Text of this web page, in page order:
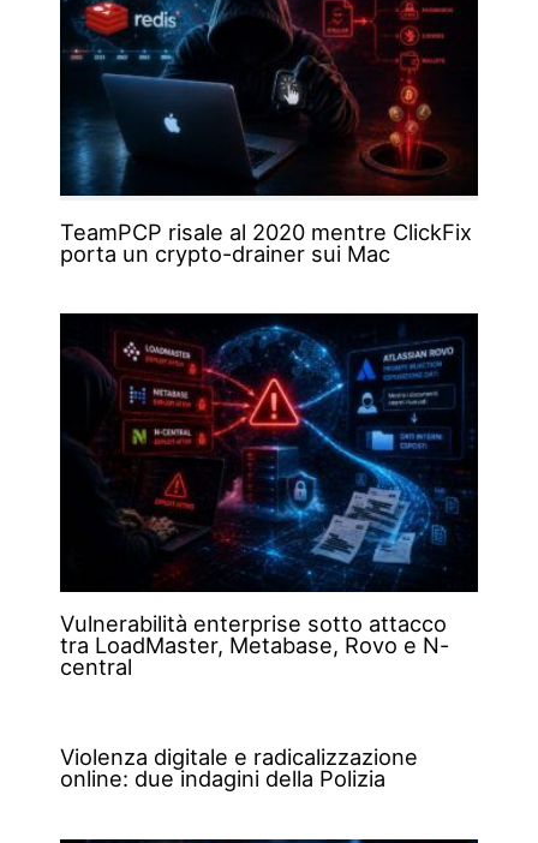
TeamPCP risale al 2020 mentre ClickFix
porta un crypto-drainer sui Mac
Vulnerabilità enterprise sotto attacco
tra LoadMaster, Metabase, Rovo e N-
central
Violenza digitale e radicalizzazione
online: due indagini della Polizia